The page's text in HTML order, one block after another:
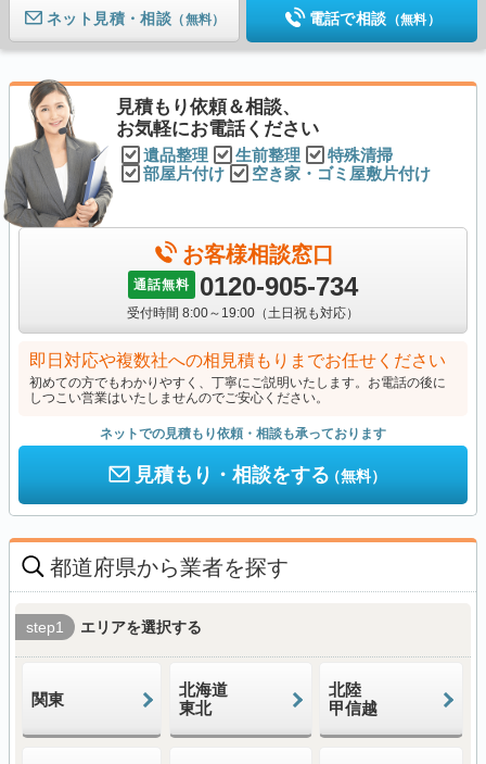
ネット見積 （無料） 電話で相談 （無料）
見積もり依頼＆相談、
お気軽にお電話ください
遺品整理 生前整理
特殊清掃
部屋片付け
空き家・ゴミ屋敷片付け
お客様相談窓口
通話無料 0120-905-734
受付時間 8:00～19:00（土日祝も対応）
即日対応や複数社への相見積もりまでお任せください
初めての方でもわかりやすく、丁寧にご説明いたします。お電話の後に
しつこい営業はいたしませんのでご安心ください。
ネットでの見積もり依頼・相談も承っております
見積もり・相談をする（無料）
都道府県から業者を探す
step1 エリアを選択する
関東
北海道
東北
北陸
甲信越